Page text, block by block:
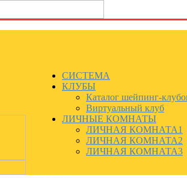
СИСТЕМА
КЛУБЫ
Каталог шейпинг-
Виртуальный клуб
ЛИЧНЫЕ КОМНАТЫ
ЛИЧНАЯ КОМНАТА1
ЛИЧНАЯ КОМНАТА2
ЛИЧНАЯ КОМНАТА3